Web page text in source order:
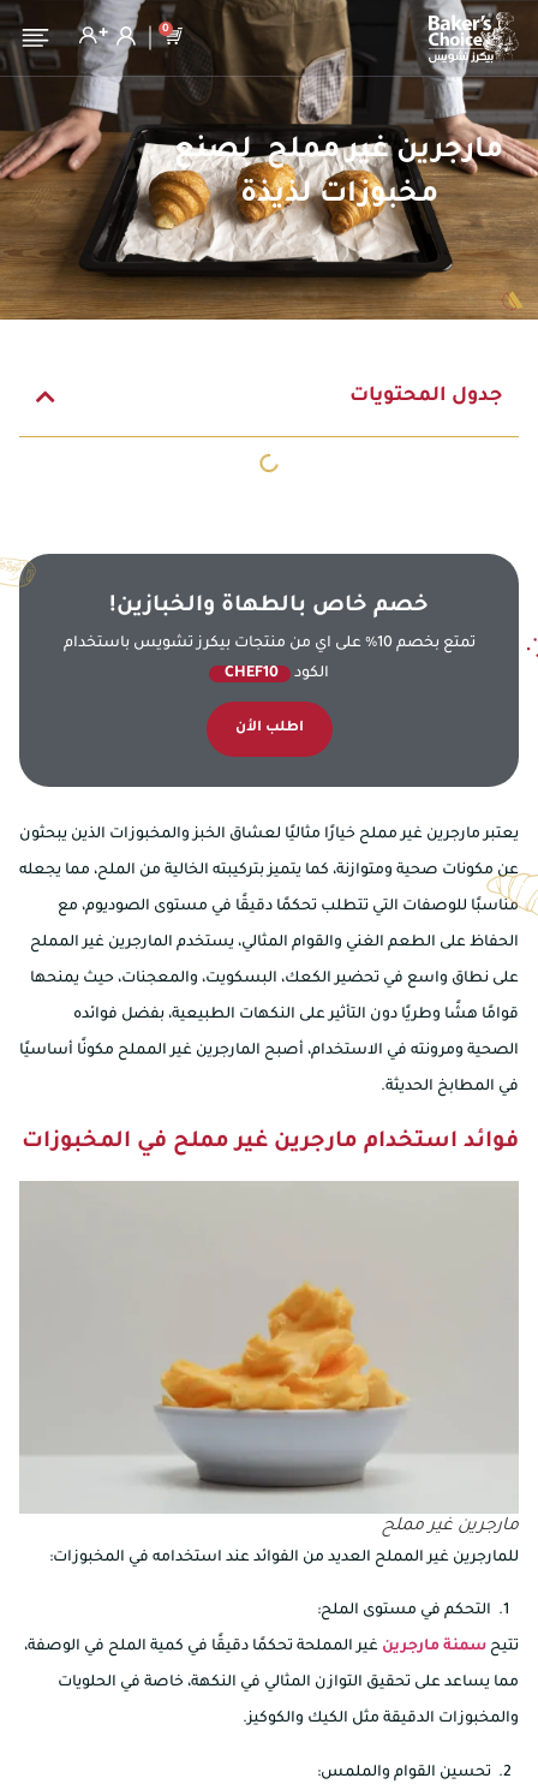
0
مارجرين غير مملح لصنع
مخبوزات لذيذة
جدول المحتويات
خصم خاص بالطهاة والخبازين!
تمتع بخصم 10% على اي من منتجات بيكرز تشويس باستخدام
الكود
CHEF10
اطلب الأن
يعتبر مارجرين غير مملح خيارًا مثاليًا لعشاق الخبز والمخبوزات الذين يبحثون
عن مكونات صحية ومتوازنة، كما يتميز بتركيبته الخالية من الملح، مما يجعله
مناسبًا للوصفات التي تتطلب تحكمًا دقيقًا في مستوى الصوديوم، مع
الحفاظ على الطعم الغني والقوام المثالي، يستخدم المارجرين غير المملح
على نطاق واسع في تحضير الكعك، البسكويت، والمعجنات، حيث يمنحها
قوامًا هشًا وطريًا دون التأثير على النكهات الطبيعية، بفضل فوائده
الصحية ومرونته في الاستخدام، أصبح المارجرين غير المملح مكونًا أساسيًا
في المطابخ الحديثة.
فوائد استخدام مارجرين غير مملح في المخبوزات
مارجرين غير مملح
للمارجرين غير المملح العديد من الفوائد عند استخدامه في المخبوزات:
التحكم في مستوى الملح:
تتيحسمنة مارجرينغير المملحة تحكمًا دقيقًا في كمية الملح في الوصفة،
مما يساعد على تحقيق التوازن المثالي في النكهة، خاصة في الحلويات
والمخبوزات الدقيقة مثل الكيك والكوكيز.
تحسين القوام والملمس: